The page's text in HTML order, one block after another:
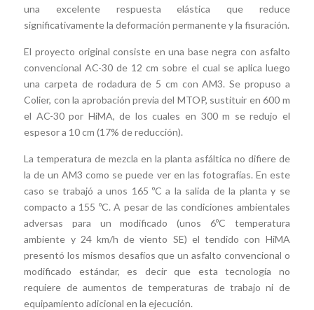
una excelente respuesta elástica que reduce
significativamente la deformación permanente y la fisuración.
El proyecto original consiste en una base negra con asfalto
convencional AC-30 de 12 cm sobre el cual se aplica luego
una carpeta de rodadura de 5 cm con AM3. Se propuso a
Colier, con la aprobación previa del MTOP, sustituir en 600 m
el AC-30 por HiMA, de los cuales en 300 m se redujo el
espesor a 10 cm (17% de reducción).
La temperatura de mezcla en la planta asfáltica no difiere de
la de un AM3 como se puede ver en las fotografías. En este
caso se trabajó a unos 165 ºC a la salida de la planta y se
compacto a 155 ºC. A pesar de las condiciones ambientales
adversas para un modificado (unos 6ºC temperatura
ambiente y 24 km/h de viento SE) el tendido con HiMA
presentó los mismos desafíos que un asfalto convencional o
modificado estándar, es decir que esta tecnología no
requiere de aumentos de temperaturas de trabajo ni de
equipamiento adicional en la ejecución.